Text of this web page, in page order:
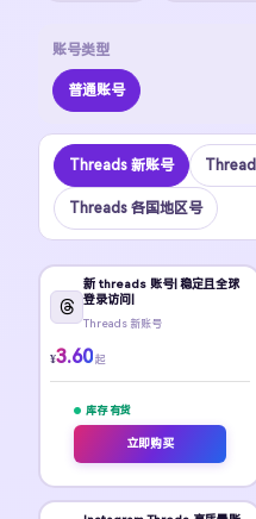
账号类型
普通账号
Threads 新账号
Threads 各国地区号
新 threads 账号| 稳定且全球
登录访问|
Threads 新账号
¥3.60 起
库存 有货
立即购买